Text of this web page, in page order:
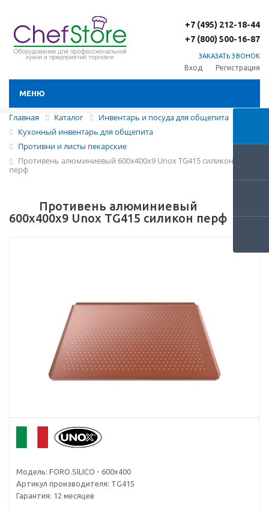
+7 (495) 212-18-44
+7 (800) 500-16-87
ЗАКАЗАТЬ ЗВОНОК
Вход Регистрация
МЕНЮ
Главная Каталог
Инвентарь и посуда для общепита
Кухонный инвентарь для общепита
Противни и листы пекарские
Противень алюминиевый 600х400х9 Unox TG415 силикон
перф
Противень алюминиевый
600х400х9 Unox TG415 силикон перф
Модель: FORO.SILICO - 600x400
Артикул производителя: TG415
Гарантия: 12 месяцев